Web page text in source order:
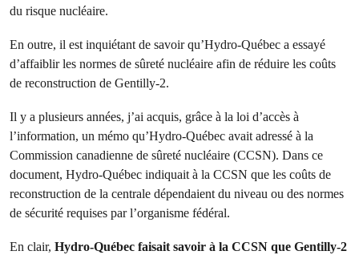
du risque nucléaire.
En outre, il est inquiétant de savoir qu’Hydro-Québec a essayé
d’affaiblir les normes de sûreté nucléaire afin de réduire les coûts
de reconstruction de Gentilly-2.
Il y a plusieurs années, j’ai acquis, grâce à la loi d’accès à
l’information, un mémo qu’Hydro-Québec avait adressé à la
Commission canadienne de sûreté nucléaire (CCSN). Dans ce
document, Hydro-Québec indiquait à la CCSN que les coûts de
reconstruction de la centrale dépendaient du niveau ou des normes
de sécurité requises par l’organisme fédéral.
En clair, Hydro-Québec faisait savoir à la CCSN que Gentilly-2